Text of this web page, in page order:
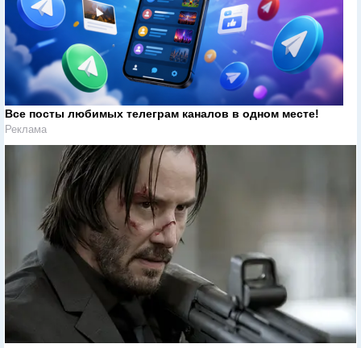
Все посты любимых телеграм каналов в одном месте!
Реклама